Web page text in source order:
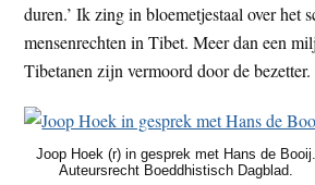
duren.’ Ik zing in bloemetjestaal over het
mensenrechten in Tibet. Meer dan een
Tibetanen zijn vermoord door de bezetter.
Joop Hoek (r) in gesprek met Hans de Booij.
Auteursrecht Boeddhistisch Dagblad.